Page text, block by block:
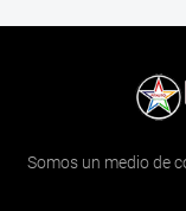
Somos un medio de